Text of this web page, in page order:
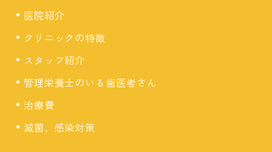
医院紹介
クリニックの特徴
スタッフ紹介
管理栄養士のいる歯医者さん
治療費
滅菌、感染対策